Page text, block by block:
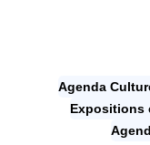
Agenda
Expositions